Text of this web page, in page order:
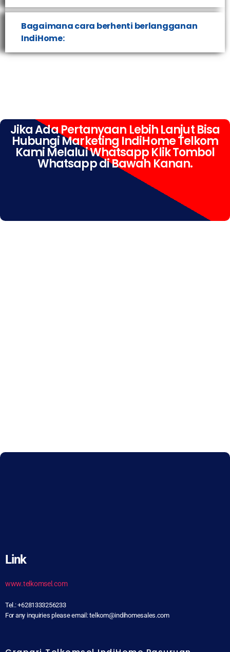
Bagaimana cara berhenti berlangganan
IndiHome:
Jika Ada Pertanyaan Lebih Lanjut Bisa
Hubungi Marketing IndiHome Telkom
Kami Melalui Whatsapp Klik Tombol
Whatsapp di Bawah Kanan.
Link
www.telkomsel.com
Tel.: +6281333256233
For any inquiries please email: telkom@indihomesales.com